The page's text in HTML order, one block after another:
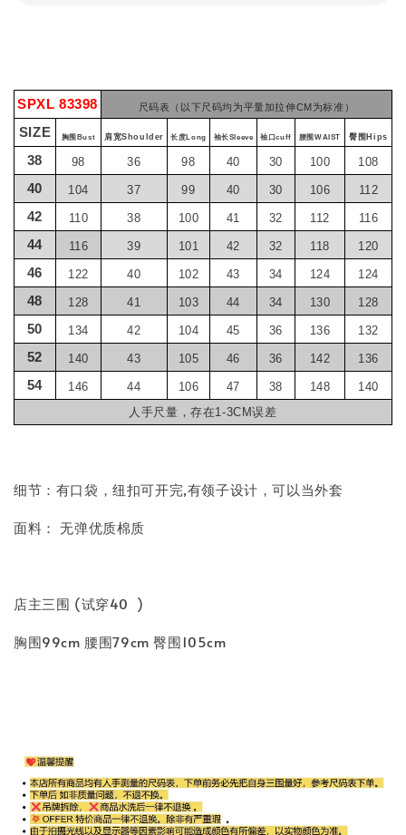
SPXL 83398 尺码表（以下尺码均为平量加拉伸CM为标准）
SIZE 胸围Bust 肩宽Shoulder 长度Long 袖长Sleeve 袖口cuff 腰围WAIST 臀围Hips
38 98 36 98 40 30 100 108
40 104 37 99 40 30 106 112
42 110 38 100 41 32 112 116
44 116 39 101 42 32 118 120
46 122 40 102 43 34 124 124
48 128 41 103 44 34 130 128
50 134 42 104 45 36 136 132
52 140 43 105 46 36 142 136
54 146 44 106 47 38 148
140
人手尺量，存在1-3CM误差
细节：有口袋，纽扣可开完,有领子设计，可以当外套
面料： 无弹优质棉质
店主三围 (试穿40 )
胸围99cm 腰围79cm 臀围105cm